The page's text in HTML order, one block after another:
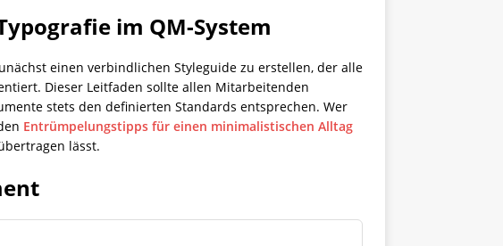
im QM-System
einen verbindlichen Styleguide zu erstellen, der alle
Dieser Leitfaden sollte allen Mitarbeitenden
stets den definierten Standards entsprechen. Wer
Entrümpelungstipps für einen minimalistischen Alltag
lässt.